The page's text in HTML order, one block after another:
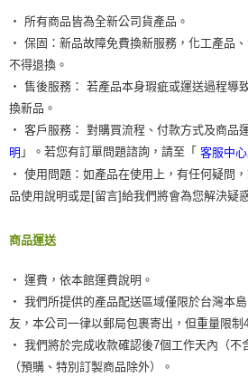
‧ 所有商品皆為全新公司貨產品。
‧ 保固：新品故障免費換新服務，化工產品
不得退換。
‧ 售後服務： 若產品本身瑕疵或運送過程導
換新品。
‧ 客戶服務： 對購買流程、付款方式及商品
明 」。若您有訂單問題諮詢，請至「 客服中心
‧ 使用問題：如產品在使用上，有任何疑問
品使用說明或是[留言]給我們將會為您解決疑
商品運送
‧ 運費，依本館運費說明。
‧ 我們所提供的產品配送區域僅限於台灣本
友，本公司一律以郵局包裹寄出，但重量限制
‧ 我們將於完成收款確認後7個工作天內（不
（預購、特別訂製商品除外）。